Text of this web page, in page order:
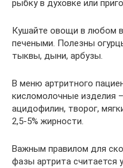
рыбку в духовке или
Кушайте овощи в любом
печеными. Полезны
тыквы, дыни, арбузы.
В меню артритного
кисломолочные изделия
ацидофилин, творог,
2,5-5% жирности.
Важным правилом для
фазы артрита считается